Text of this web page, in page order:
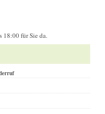
18:00 für Sie da.